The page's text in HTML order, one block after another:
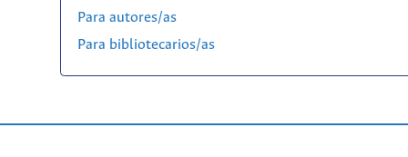
Para autores/as
Para bibliotecarios/as